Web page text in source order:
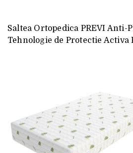
Saltea Ortopedica PREVI Anti-
Tehnologie de Protectie Activa